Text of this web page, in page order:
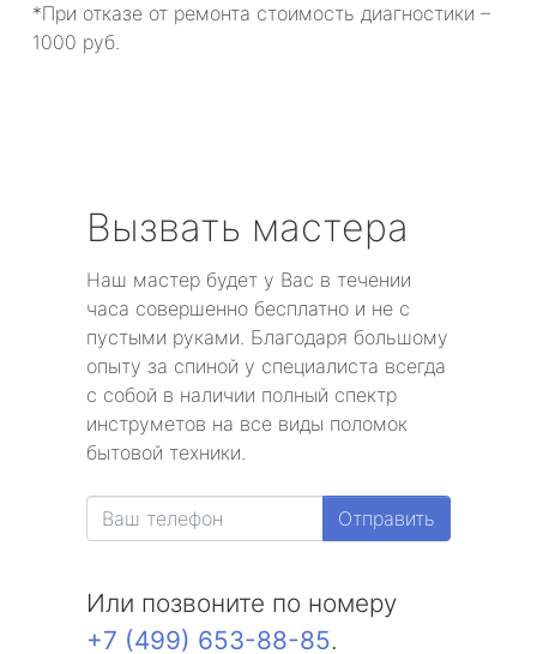
*При отказе от ремонта стоимость диагностики –
1000 руб.
Вызвать мастера
Наш мастер будет у Вас в течении
часа совершенно бесплатно и не с
пустыми руками. Благодаря большому
опыту за спиной у специалиста всегда
с собой в наличии полный спектр
инструметов на все виды поломок
бытовой техники.
Отправить
Или позвоните по номеру
+7 (499) 653-88-85.